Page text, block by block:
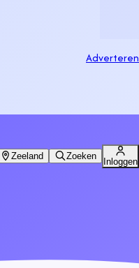
Adverteren
Zeeland Zoeken
Inloggen